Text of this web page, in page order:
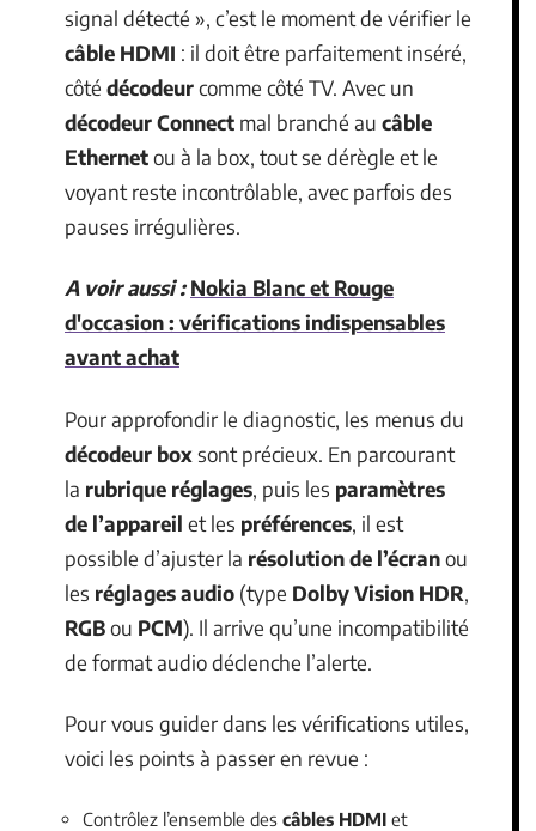
signal détecté », c’est le moment de vérifier le
câble HDMI : il doit être parfaitement inséré,
côté décodeurcomme côté TV. Avec un
décodeur Connect mal branché au câble
Ethernetou à la box, tout se dérègle et le
voyant reste incontrôlable, avec parfois des
pauses irrégulières.
A voir aussi : Nokia Blanc et Rouge
d'occasion : vérifications indispensables
avant achat
Pour approfondir le diagnostic, les menus du
décodeur boxsont précieux. En parcourant
la rubrique réglages, puis les paramètres
de l’appareil et les préférences, il est
possible d’ajuster la résolution de l’écranou
les réglages audio (type Dolby Vision HDR,
RGBou PCM). Il arrive qu’une incompatibilité
de format audio déclenche l’alerte.
Pour vous guider dans les vérifications utiles,
voici les points à passer en revue :
Contrôlez l’ensemble des câbles HDMI et